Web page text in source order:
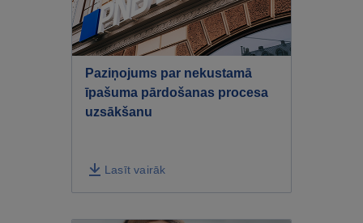
Paziņojums par nekustamā
īpašuma pārdošanas procesa
uzsākšanu
Lasīt vairāk